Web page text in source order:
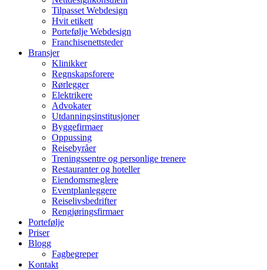
Tilpasset Webdesign
Hvit etikett
Portefølje Webdesign
Franchisenettsteder
Bransjer
Klinikker
Regnskapsforere
Rørlegger
Elektrikere
Advokater
Utdanningsinstitusjoner
Byggefirmaer
Oppussing
Reisebyråer
Treningssentre og personlige trenere
Restauranter og hoteller
Eiendomsmeglere
Eventplanleggere
Reiselivsbedrifter
Rengjøringsfirmaer
Portefølje
Priser
Blogg
Fagbegreper
Kontakt